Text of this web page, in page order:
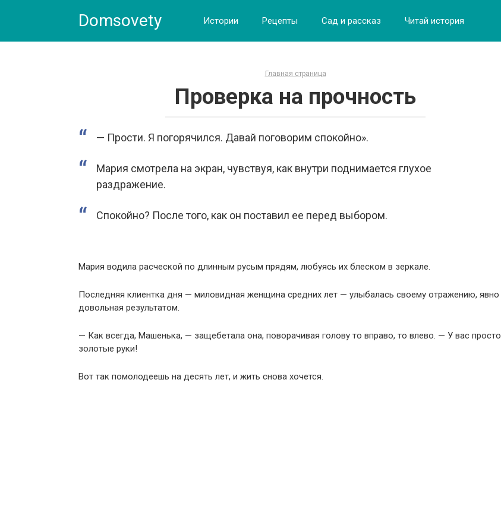
Domsovety Истории Рецепты Сад и рассказ Читай история
Главная страница
Проверка на прочность
— Прости. Я погорячился. Давай поговорим спокойно».
Мария смотрела на экран, чувствуя, как внутри поднимается глухое
раздражение.
Спокойно? После того, как он поставил ее перед выбором.
Мария водила расческой по длинным русым прядям, любуясь их блеском в зеркале.
Последняя клиентка дня — миловидная женщина средних лет — улыбалась своему отражению, явно
довольная результатом.
— Как всегда, Машенька, — защебетала она, поворачивая голову то вправо, то влево. — У вас просто
золотые руки!
Вот так помолодеешь на десять лет, и жить снова хочется.